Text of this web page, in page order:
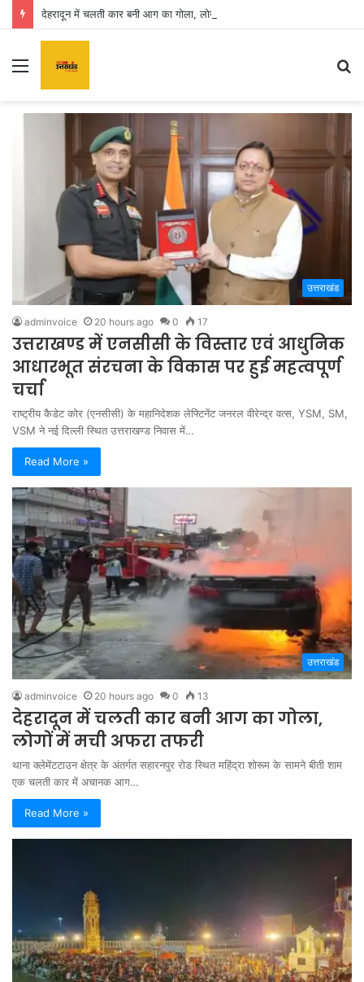
देहरादून में चलती कार बनी आग का गोला, लोगों में मची अफरा तफरी
Menu
उत्तराखंड
adminvoice 20 hours ago 0 17
उत्तराखण्ड में एनसीसी के विस्तार एवं आधुनिक
आधारभूत संरचना के विकास पर हुई महत्वपूर्ण
चर्चा
राष्ट्रीय कैडेट कोर (एनसीसी) के महानिदेशक लेफ्टिनेंट जनरल वीरेन्द्र वत्स, YSM, SM,
VSM ने नई दिल्ली स्थित उत्तराखण्ड निवास में…
Read More »
उत्तराखंड
adminvoice 20 hours ago 0 13
देहरादून में चलती कार बनी आग का गोला,
लोगों में मची अफरा तफरी
थाना क्लेमेंटटाउन क्षेत्र के अंतर्गत सहारनपुर रोड स्थित महिंद्रा शोरूम के सामने बीती शाम
एक चलती कार में अचानक आग…
Read More »